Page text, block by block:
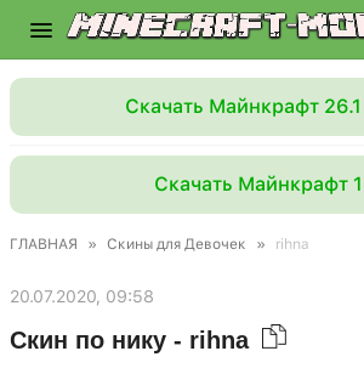
Скачать Майнкрафт
Скачать Майнкрафт
ГЛАВНАЯ » Скины для Девочек » rihna
20.07.2020, 09:58
Скин по нику - rihna